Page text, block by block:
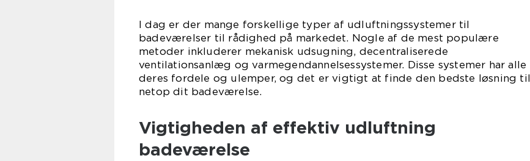
I dag er der mange forskellige typer af udluftningssystemer til
badeværelser til rådighed på markedet. Nogle af de mest populære
metoder inkluderer mekanisk udsugning, decentraliserede
ventilationsanlæg og varmegendannelsessystemer. Disse systemer har alle
deres fordele og ulemper, og det er vigtigt at finde den bedste løsning til
netop dit badeværelse.
Vigtigheden af effektiv udluftning
badeværelse